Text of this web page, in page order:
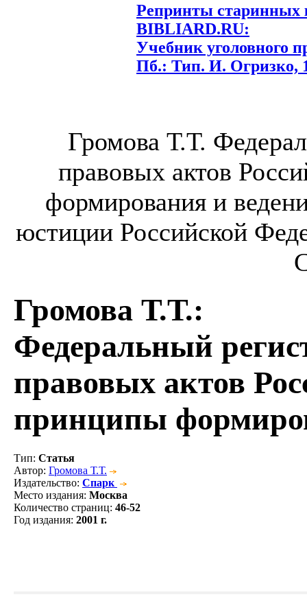
Репринты старинных
BIBLIARD.RU:
Учебник уголовного
Пб.: Тип. И. Огризко,
Громова Т.Т.
правовых актов
формирования и
юстиции Российской
Громова Т.Т.:
Федеральный
правовых актов
принципы
Тип: Статья
Автор: Громова Т.Т.
Издательство: Спарк
Место издания: Москва
Количество страниц: 46-52
Год издания: 2001 г.